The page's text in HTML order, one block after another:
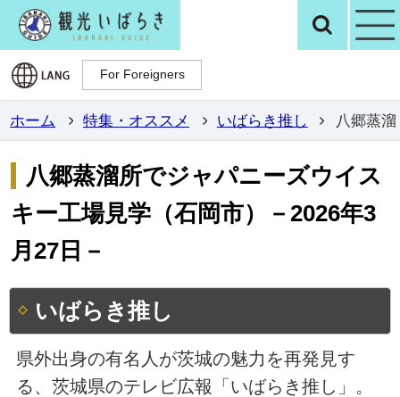
観光いばらき検
For Foreigners
For Foreigners
ホーム 特集・オススメ いばらき推し 八郷蒸
八郷蒸溜所でジャパニーズウイス
キー工場見学（石岡市）－2026年3
月27日－
いばらき推し
県外出身の有名人が茨城の魅力を再発見す
る、茨城県のテレビ広報「いばらき推し」。